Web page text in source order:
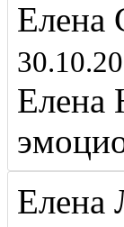
Елена
Елена
Елена